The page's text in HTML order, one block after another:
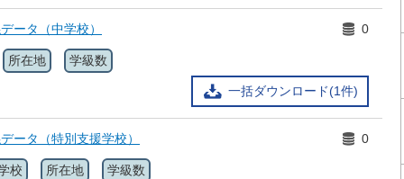
ータ（中学校）
一括ダウンロード(1件)
0
所在地 学級数
ータ（特別支援学校） 0
校 所在地 学級数